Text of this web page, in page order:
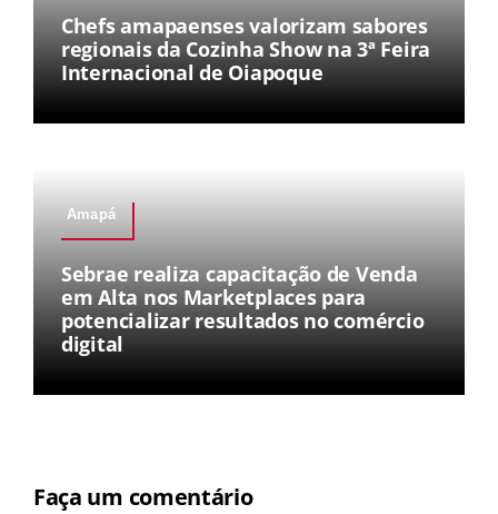
Chefs amapaenses valorizam sabores
regionais da Cozinha Show na 3ª Feira
Internacional de Oiapoque
Amapá
Sebrae realiza capacitação de Venda
em Alta nos Marketplaces para
potencializar resultados no comércio
digital
Faça um comentário